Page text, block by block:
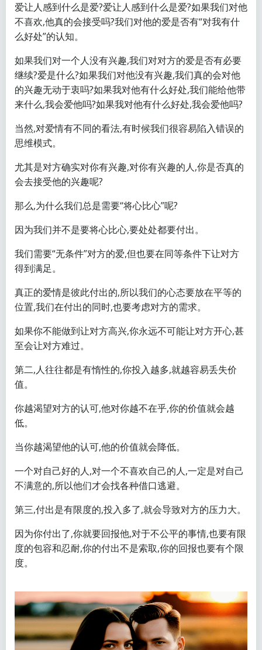
爱让人感到什么是爱?爱让人感到什么是爱?如果我们对他
不喜欢,他真的会接受吗?我们对他的爱是否有“对我有什
么好处”的认知。
如果我们对一个人没有兴趣,我们对对方的爱是否有必要
继续?爱是什么?如果我们对他没有兴趣,我们真的会对他
的兴趣无动于衷吗?如果我对他有什么好处,我们能给他带
来什么,我会爱他吗?如果我对他有什么好处,我会爱他吗?
当然,对爱情有不同的看法,有时候我们很容易陷入错误的
思维模式。
尤其是对方确实对你有兴趣,对你有兴趣的人,你是否真的
会去接受他的兴趣呢?
那么,为什么我们总是需要“将心比心”呢?
因为我们并不是要将心比心,要处处都要付出。
我们需要“无条件”对方的爱,但也要在同等条件下让对方
得到满足。
真正的爱情是彼此付出的,所以我们的心态要放在平等的
位置,我们在付出的同时,也要考虑对方的需求。
如果你不能做到让对方高兴,你永远不可能让对方开心,甚
至会让对方难过。
第二,人往往都是有惰性的,你投入越多,就越容易丢失价
值。
你越渴望对方的认可,他对你越不在乎,你的价值就会越
低。
当你越渴望他的认可,他的价值就会降低。
一个对自己好的人,对一个不喜欢自己的人,一定是对自己
不满意的,所以他们才会找各种借口逃避。
第三,付出是有限度的,投入多了,就会导致对方的压力大。
因为你付出了,你就要回报他,对于不公平的事情,也要有限
度的包容和忍耐,你的付出不是索取,你的回报也要有个限
度。